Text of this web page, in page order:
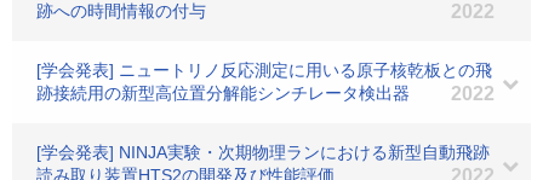
跡への時間情報の付与
2022
[学会発表] ニュートリノ反応測定に用いる原子核乾板との飛
跡接続用の新型高位置分解能シンチレータ検出器
2022
[学会発表] NINJA実験・次期物理ランにおける新型自動飛跡
読み取り装置HTS2の開発及び性能評価
2022